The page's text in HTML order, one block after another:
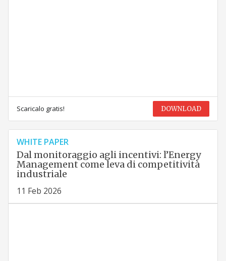
Scaricalo gratis! DOWNLOAD
WHITE PAPER
Dal monitoraggio agli incentivi: l’Energy
Management come leva di competitività
industriale
11 Feb 2026